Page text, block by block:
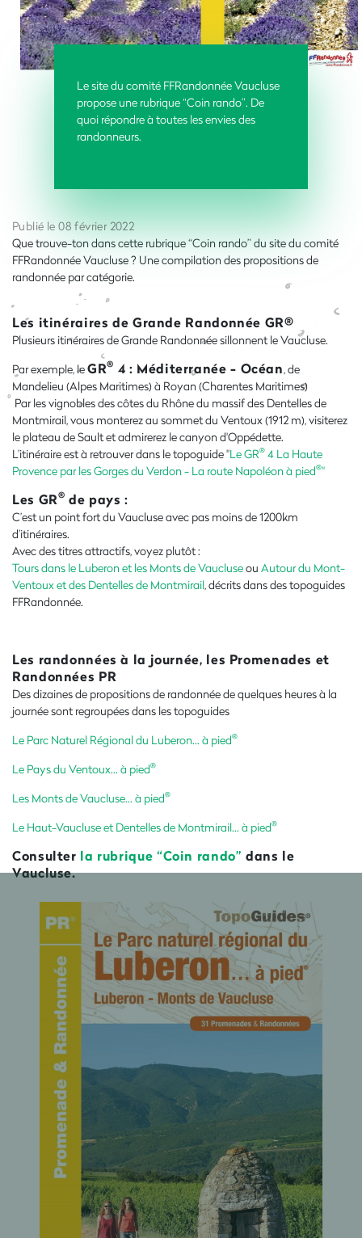
Le site du comité FFRandonnée Vaucluse
propose une rubrique “Coin rando”. De
quoi répondre à toutes les envies des
randonneurs.
Publié le 08 février 2022
Que trouve-ton dans cette rubrique “Coin rando” du site du comité
FFRandonnée Vaucluse ? Une compilation des propositions de
randonnée par catégorie.
Les itinéraires de Grande Randonnée GR®
Plusieurs itinéraires de Grande Randonnée sillonnent le Vaucluse.
Par exemple, leGR® 4 : Méditerranée - Océan, de
Mandelieu (Alpes Maritimes) à Royan (Charentes Maritimes)
Par les vignobles des côtes du Rhône du massif des Dentelles de
Montmirail, vous monterez au sommet du Ventoux (1912 m), visiterez
le plateau de Sault et admirerez le canyon d'Oppédette.
L’itinéraire est à retrouver dans le topoguide "Le GR® 4 La Haute
Provence par les Gorges du Verdon - La route Napoléon à pied®"
Les GR® de pays :
C’est un point fort du Vaucluse avec pas moins de 1200km
d’itinéraires.
Avec des titres attractifs, voyez plutôt :
Tours dans le Luberon et les Monts de Vaucluseou Autour du Mont-
Ventoux et des Dentelles de Montmirail, décrits dans des topoguides
FFRandonnée.
Les randonnées à la journée, les Promenades et
Randonnées PR
Des dizaines de propositions de randonnée de quelques heures à la
journée sont regroupées dans les topoguides
Le Parc Naturel Régional du Luberon... à pied®
Le Pays du Ventoux... à pied®
Les Monts de Vaucluse... à pied®
Le Haut-Vaucluse et Dentelles de Montmirail... à pied®
Consulter la rubrique “Coin rando” dans le
Vaucluse.